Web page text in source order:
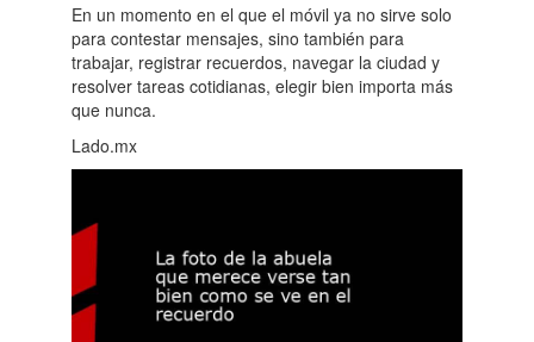
En un momento en el que el móvil ya no sirve solo
para contestar mensajes, sino también para
trabajar, registrar recuerdos, navegar la ciudad y
resolver tareas cotidianas, elegir bien importa más
que nunca.
Lado.mx